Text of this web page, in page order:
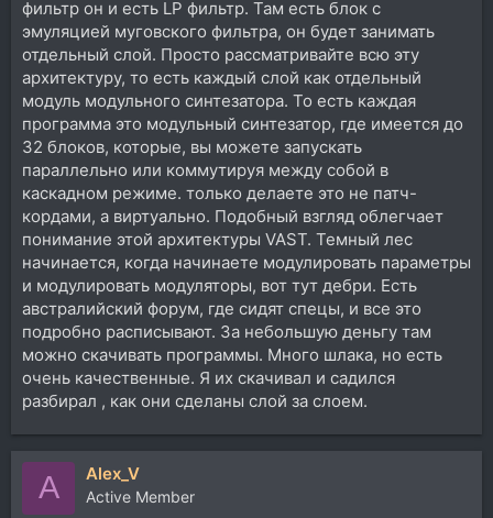
фильтр он и есть LP фильтр. Там есть блок с
эмуляцией муговского фильтра, он будет занимать
отдельный слой. Просто рассматривайте всю эту
архитектуру, то есть каждый слой как отдельный
модуль модульного синтезатора. То есть каждая
программа это модульный синтезатор, где имеется до
32 блоков, которые, вы можете запускать
параллельно или коммутируя между собой в
каскадном режиме. только делаете это не патч-
кордами, а виртуально. Подобный взгляд облегчает
понимание этой архитектуры VAST. Темный лес
начинается, когда начинаете модулировать параметры
и модулировать модуляторы, вот тут дебри. Есть
австралийский форум, где сидят спецы, и все это
подробно расписывают. За небольшую деньгу там
можно скачивать программы. Много шлака, но есть
очень качественные. Я их скачивал и садился
разбирал , как они сделаны слой за слоем.
A Alex_V
Active Member